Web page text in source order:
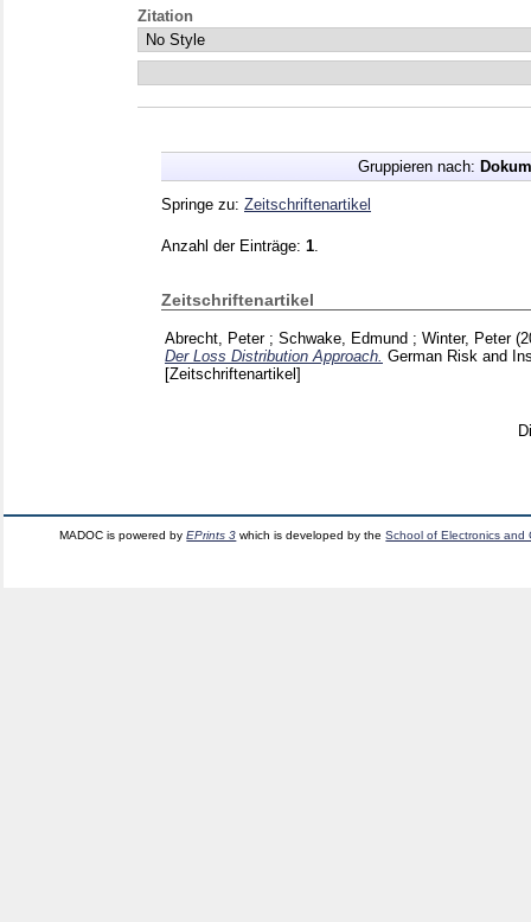
Zitation
Gruppieren nach:
Springe zu: Zeitschriftenartikel
Anzahl der Einträge: 1
Zeitschriftenartikel
Abrecht, Peter; Schwake, Edmund ; Winter, Peter
Der Loss Distribution Approach. German Risk and
[Zeitschriftenartikel]
MADOC is powered byEPrints 3 which is developed by theSchool of Electronics and